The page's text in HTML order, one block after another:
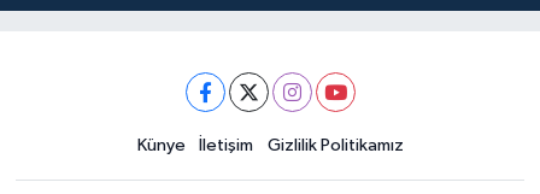
Künye İletişim Gizlilik Politikamız